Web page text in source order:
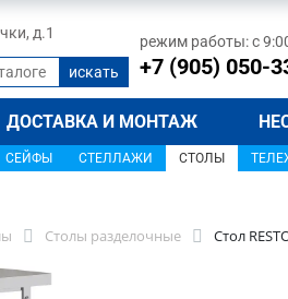
д.1 режим работы: с
+7 (905) 050-
ДОСТАВКА И МОНТАЖ
СЕЙФЫ СТЕЛЛАЖИ СТОЛЫ
Столы разделочные Стол